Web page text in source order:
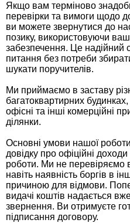
Якщо вам терміново
перевірки та вимоги щодо
ви можете звернутися до
позику, використовуючи
забезпечення. Це надійний
питання без потреби
шукати поручителів.
Ми приймаємо в заставу
багатоквартирних
офісні та інші комерційні
ділянки.
Основні умови нашої
довідку про офіційні
роботи. Ми не перевіряємо
навіть наявність боргів в
причиною для відмови.
видачі коштів надається
звернення. Ви отримуєте
підписання договору.